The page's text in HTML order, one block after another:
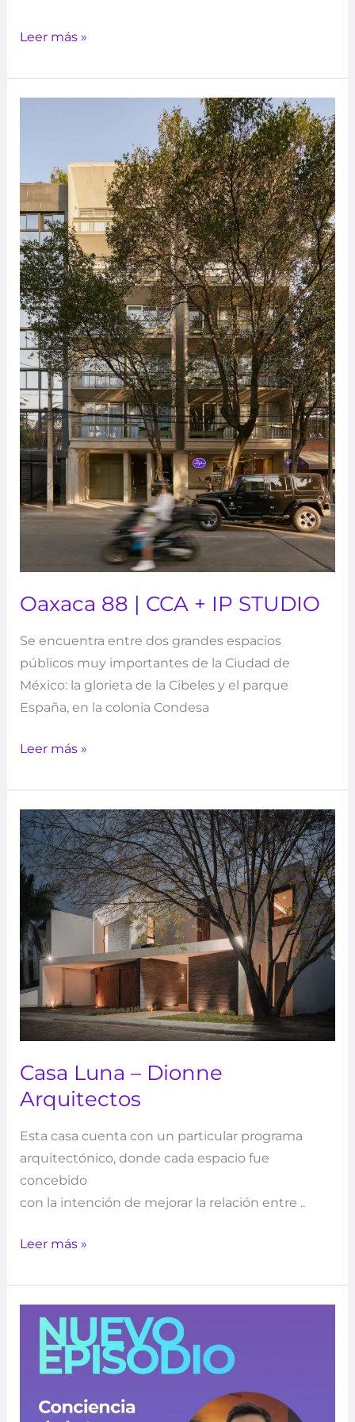
Leer más »
Oaxaca 88 | CCA + IP STUDIO
Se encuentra entre dos grandes espacios
públicos muy importantes de la Ciudad de
México: la glorieta de la Cibeles y el parque
España, en la colonia Condesa
IP
STUDIO
Leer más »
Casa Luna – Dionne
Arquitectos
Esta casa cuenta con un particular programa
arquitectónico, donde cada espacio fue
concebido
con la intención de mejorar la relación entre ..
Casa
Luna
–
Dionne
Arquitectos
Leer más »
Conciencia